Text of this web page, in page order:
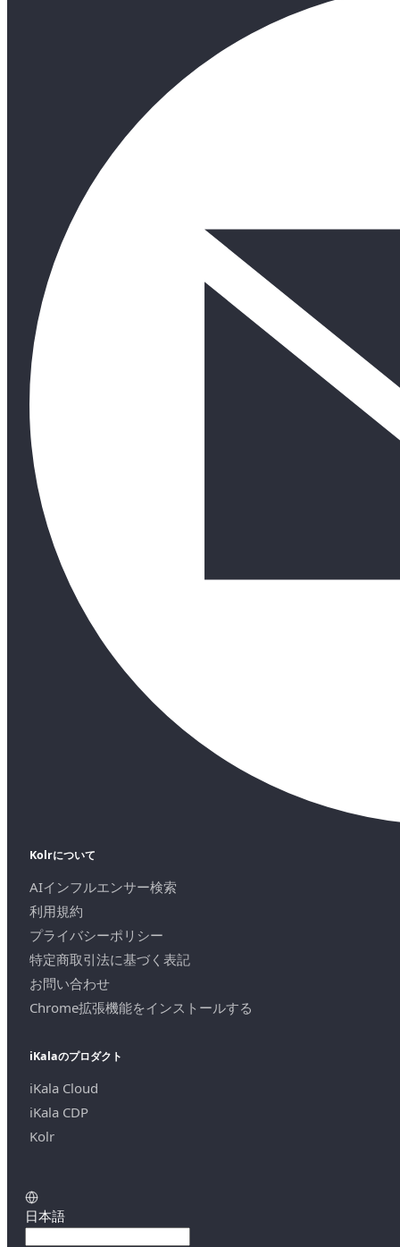
Kolrについて
AIインフルエンサー検索
利用規約
プライバシーポリシー
特定商取引法に基づく表記
お問い合わせ
Chrome拡張機能をインストールする
iKalaのプロダクト
iKala Cloud
iKala CDP
Kolr
日本語